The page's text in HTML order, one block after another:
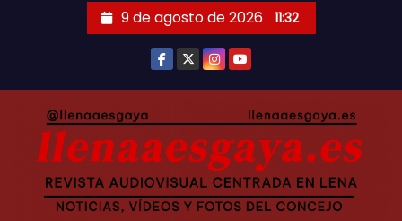
9 de agosto de 2026 11:32